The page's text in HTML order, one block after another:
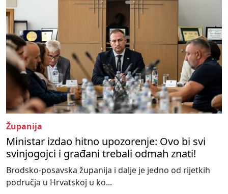
Županija
Ministar izdao hitno upozorenje: Ovo bi svi
svinjogojci i građani trebali odmah znati!
Brodsko-posavska županija i dalje je jedno od rijetkih
područja u Hrvatskoj u ko...